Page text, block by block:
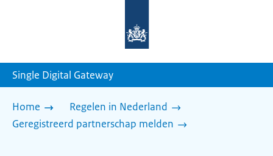
homepage
Single Digital Gateway
Home
Regelen in Nederland
Geregistreerd partnerschap melden